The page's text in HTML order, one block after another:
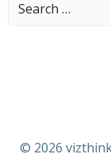
© 2026